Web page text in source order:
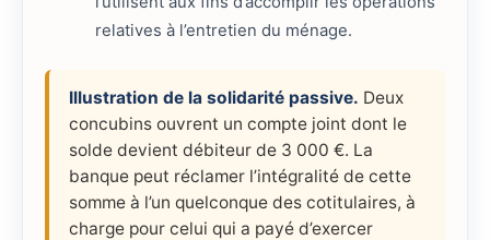
relatives à l’entretien du ménage.
Illustration de la solidarité passive. Deux
concubins ouvrent un compte joint dont le
solde devient débiteur de 3 000 €. La
banque peut réclamer l’intégralité de cette
somme à l’un quelconque des cotitulaires, à
charge pour celui qui a payé d’exercer